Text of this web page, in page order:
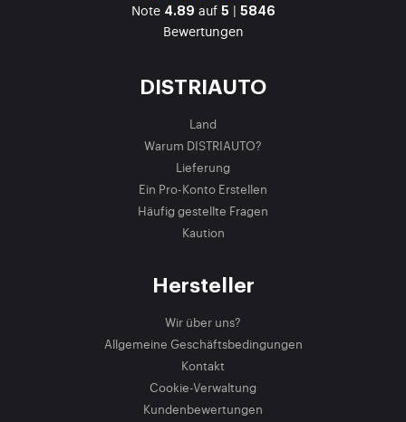
Note 4.89 auf 5 | 5846
Bewertungen
DISTRIAUTO
Land
Warum DISTRIAUTO?
Lieferung
Ein Pro-Konto Erstellen
Häufig gestellte Fragen
Kaution
Hersteller
Wir über uns?
Allgemeine Geschäftsbedingungen
Kontakt
Cookie-Verwaltung
Kundenbewertungen